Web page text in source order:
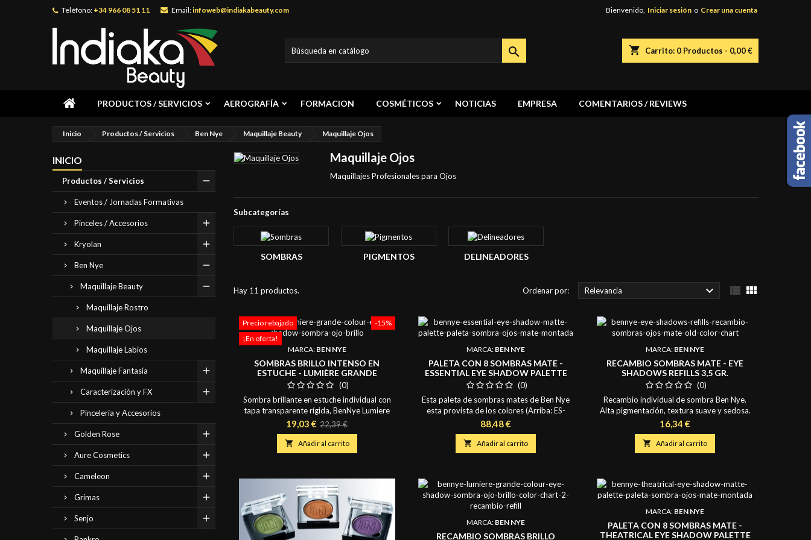
Teléfono: +34 966 08 51 11 Email:infoweb@indiakabeauty.com Bienvenido, Iniciar sesión o Crear una cuenta
shopping_cart Carrito: 0 Productos - 0,00 €

PRODUCTOS / SERVICIOS AEROGRAFÍA FORMACION COSMÉTICOS NOTICIAS EMPRESA COMENTARIOS / REVIEWS
Inicio Productos / Servicios Ben Nye Maquillaje Beauty Maquillaje Ojos
INICIO
Productos / Servicios
Eventos / Jornadas Formativas
Pinceles / Accesorios
Kryolan
Ben Nye
Maquillaje Beauty
Maquillaje Rostro
Maquillaje Ojos
Maquillaje Labios
Maquillaje Fantasía
Caracterización y FX
Pincelería y Accesorios
Golden Rose
Aure Cosmetics
Cameleon
Grimas
Senjo
Maquillaje Ojos
Maquillajes Profesionales para Ojos
Subcategorías
SOMBRAS PIGMENTOS DELINEADORES
Hay 11 productos. Ordenar por: Relevancia   
-15%
Precio rebajado
¡En oferta!
MARCA: BEN NYE
SOMBRAS BRILLO INTENSO EN
ESTUCHE - LUMIÈRE GRANDE
COLOUR 2,7GR.
(0)
Sombra brillante en estuche individual con
tapa transparente rígida, BenNye Lumiere
Grande Colour, gran pigmentación, brillo y
fijación que superaran tus expectativas.
Ideal para dar luz y brillo, Lumiere
transforma el maquillaje de belleza, fantasía,
para aumentar la...
Precio
19,03 € Precio
base
22,39 €
 Añadir al carrito
MARCA: BEN NYE
PALETA CON 8 SOMBRAS MATE -
ESSENTIAL EYE SHADOW PALETTE
28GR.
(0)
Esta paleta de sombras mates de Ben Nye
esta provista de los colores (Arriba: ES-
302-314-50-37, Abajo: ES-99-98-36-595)
que se necesitaran para cada estilo de
maquillaje, incluido social, novias y cine.
Sombras de calidad que dan prestigio a Ben
perfectos. Paleta...
Precio
88,48 €
 Añadir al carrito
MARCA: BEN NYE
RECAMBIO SOMBRAS MATE - EYE
SHADOWS REFILLS 3,5 GR.
(0)
Recambio individual de sombra Ben Nye.
Alta pigmentación, textura suave y sedosa.
Excelentes para técnicas de esfumados,
difuminados y fusión de diferentes colores.
Son también acuarelables. Presentación:
Recambio individual para agregar en paletas
Cada sombra contiene:...
Precio
16,34 €
 Añadir al carrito
MARCA: BEN NYE
RECAMBIO SOMBRAS BRILLO
MARCA: BEN NYE
PALETA CON 8 SOMBRAS MATE -
THEATRICAL EYE SHADOW PALETTE